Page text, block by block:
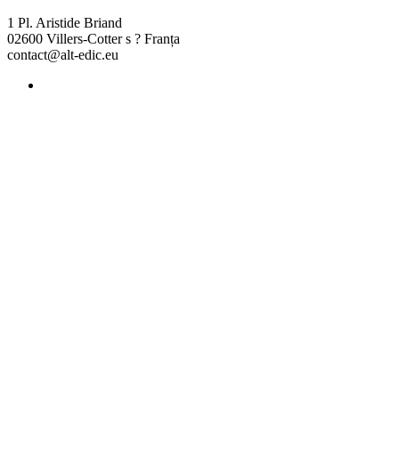
1 Pl. Aristide Briand
02600 Villers-Cotter s ? Franța
contact@alt-edic.eu